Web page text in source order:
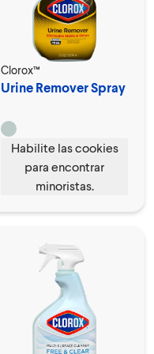
Clorox™
Urine Remover Spray
Habilite las cookies
para encontrar
minoristas.